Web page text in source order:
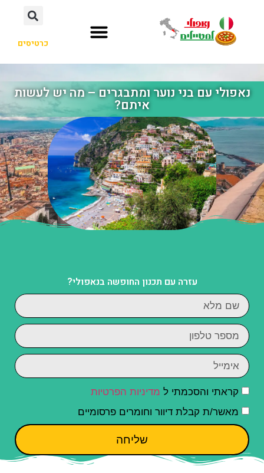
כרטיסים
נאפולי עם בני נוער ומתבגרים – מה יש לעשות
איתם?
עזרה עם תכנון החופשה בנאפולי?
קראתי והסכמתי ל מדיניות הפרטיות
מאשר/ת קבלת דיוור וחומרים פרסומיים
שליחה